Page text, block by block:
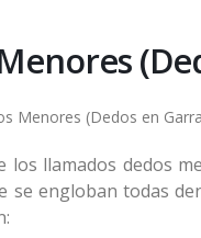
llamados dedos
engloban todas